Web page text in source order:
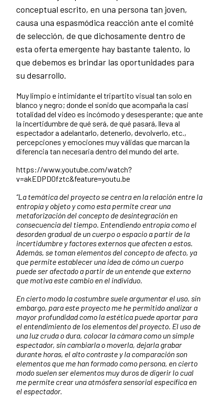
conceptual escrito, en una persona tan joven,
causa una espasmódica reacción ante el comité
de selección, de que dichosamente dentro de
esta oferta emergente hay bastante talento, lo
que debemos es brindar las oportunidades para
su desarrollo.
Muy limpio e intimidante el tripartito visual tan solo en
blanco y negro; donde el sonido que acompaña la casi
totalidad del video es incómodo y desesperante; que ante
la incertidumbre de qué será, de qué pasará, lleva al
espectador a adelantarlo, detenerlo, devolverlo, etc.,
percepciones y emociones muy válidas que marcan la
diferencia tan necesaria dentro del mundo del arte.
https://www.youtube.com/watch?
v=akEDPD0fztc&feature=youtu.be
“La temática del proyecto se centra en la relación entre la
entropía y objeto y como esta permite crear una
metaforización del concepto de desintegración en
consecuencia del tiempo. Entendiendo entropía como el
desorden gradual de un cuerpo o espacio a partir de la
incertidumbre y factores externos que afecten a estos.
Además, se toman elementos del concepto de afecto, ya
que permite establecer una idea de cómo un cuerpo
puede ser afectado a partir de un entende que externo
que motiva este cambio en el individuo.
En cierto modo la costumbre suele argumentar el uso, sin
embargo, para este proyecto me he permitido analizar a
mayor profundidad como la estética puede aportar para
el entendimiento de los elementos del proyecto. El uso de
una luz cruda o dura, colocar la cámara como un simple
espectador, sin cambiarla o moverla, dejarla grabar
durante horas, el alto contraste y la comparación son
elementos que me han formado como persona, en cierto
modo suelen ser elementos muy duros de digerir lo cual
me permite crear una atmósfera sensorial específica en
el espectador.